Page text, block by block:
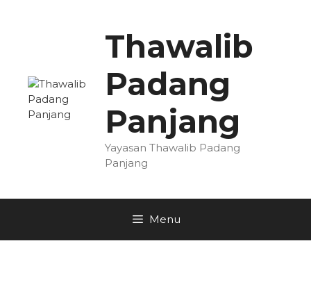
Thawalib
Padang
Panjang
Yayasan Thawalib Padang
Panjang
Menu